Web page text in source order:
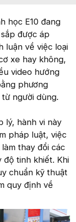
học E10 đang
được áp
luận về việc loại
xe hay không,
video hướng
phương
người dùng.
lý, hành vi này
pháp luật, việc
thay đổi các
tinh khiết. Khi
chuẩn kỹ thuật
quy định về